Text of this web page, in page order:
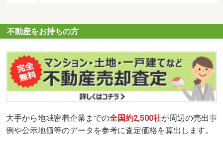
不動産をお持ちの方
大手から地域密着企業までの全国約2,500社が周辺の売出事
例や公示地価等のデータを参考に査定価格を算出します。